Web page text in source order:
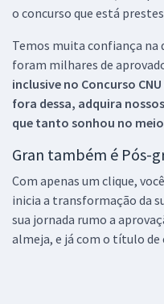
o concurso que está
Temos muita confiança na
foram milhares de
inclusive no Concurso CNU
fora dessa, adquira
que tanto sonhou no
Gran também é Pós-
Com apenas um clique,
inicia a transformação da
sua jornada rumo a
almeja, e já com o título de